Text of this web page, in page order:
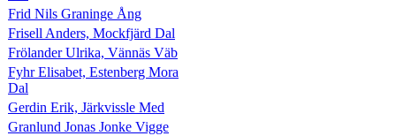
Frid Nils Graninge Ång
Frisell Anders, Mockfjärd Dal
Frölander Ulrika, Vännäs Väb
Fyhr Elisabet, Estenberg Mora
Dal
Gerdin Erik, Järkvissle Med
Granlund Jonas Jonke Vigge